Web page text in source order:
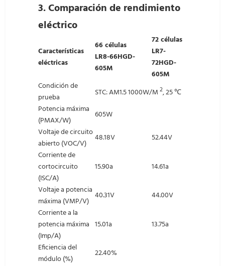
3.Comparación de rendimiento
eléctrico
Características
eléctricas
66 células
LR8-66HGD-
605M
72 células
LR7-
72HGD-
605M
Condición de
prueba
STC: AM1.5 1000W/M 2, 25 ℃
Potencia máxima
(PMAX/W)
605W
Voltaje de circuito
abierto (VOC/V)
48.18V
52.44V
Corriente de
cortocircuito
(ISC/A)
15.90a
14.61a
Voltaje a potencia
máxima (VMP/V)
40.31V
44.00V
Corriente a la
potencia máxima
(Imp/A)
15.01a
13.75a
Eficiencia del
módulo (%)
22.40%